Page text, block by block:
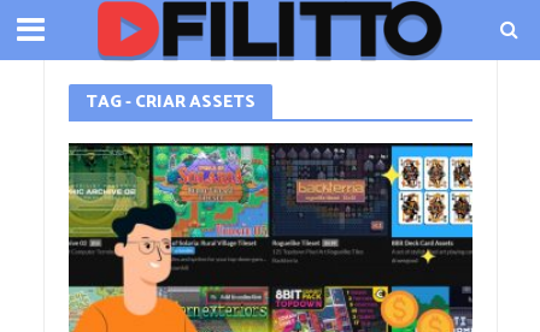
TAG - CRIAR ASSETS